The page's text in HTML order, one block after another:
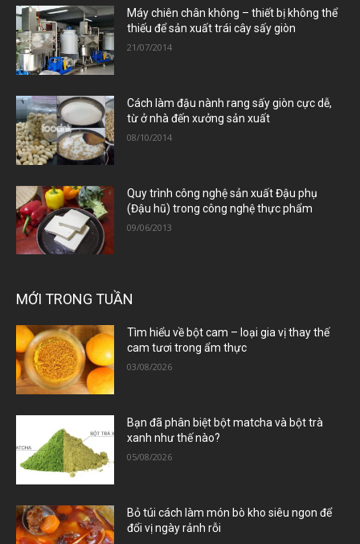
Máy chiên chân không – thiết bị không thể
thiếu để sản xuất trái cây sấy giòn
21/07/2014
Cách làm đậu nành rang sấy giòn cực dễ,
từ ở nhà đến xưởng sản xuất
08/10/2014
Quy trình công nghệ sản xuất Đậu phụ
(Đậu hũ) trong công nghệ thực phẩm
09/06/2013
MỚI TRONG TUẦN
Tìm hiểu về bột cam – loại gia vị thay thế
cam tươi trong ẩm thực
03/08/2026
Bạn đã phân biệt bột matcha và bột trà
xanh như thế nào?
05/08/2026
Bỏ túi cách làm món bò kho siêu ngon để
đổi vị ngày rảnh rỗi